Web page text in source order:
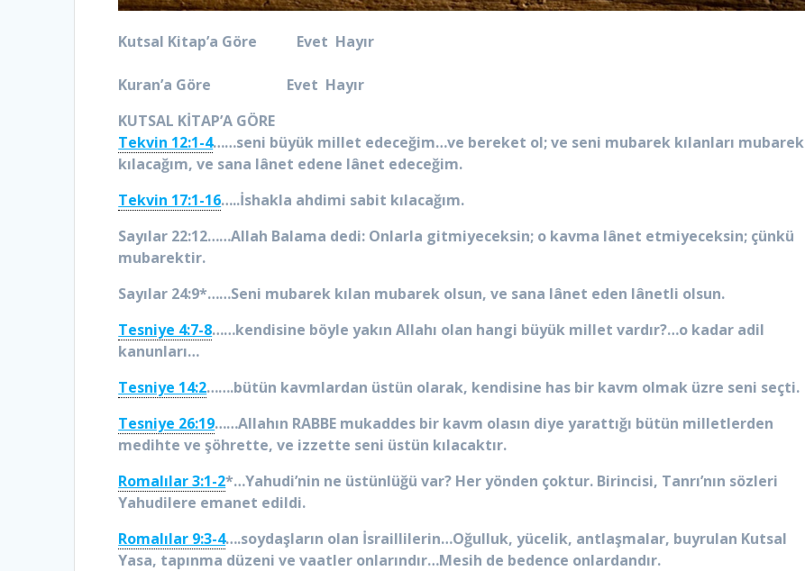
Kutsal Kitap’a Göre Evet Hayır
Kuran’a Göre Evet Hayır
KUTSAL KİTAP’A GÖRE
Tekvin 12:1-4……seni büyük millet edeceğim…ve bereket ol; ve seni mubarek kılanları mubarek
kılacağım, ve sana lânet edene lânet edeceğim.
Tekvin 17:1-16…..İshakla ahdimi sabit kılacağım.
Sayılar 22:12……Allah Balama dedi: Onlarla gitmiyeceksin; o kavma lânet etmiyeceksin; çünkü
mubarektir.
Sayılar 24:9*……Seni mubarek kılan mubarek olsun, ve sana lânet eden lânetli olsun.
Tesniye 4:7-8……kendisine böyle yakın Allahı olan hangi büyük millet vardır?…o kadar adil
kanunları…
Tesniye 14:2…….bütün kavmlardan üstün olarak, kendisine has bir kavm olmak üzre seni seçti.
Tesniye 26:19……Allahın RABBE mukaddes bir kavm olasın diye yarattığı bütün milletlerden
medihte ve şöhrette, ve izzette seni üstün kılacaktır.
Romalılar 3:1-2*…Yahudi’nin ne üstünlüğü var? Her yönden çoktur. Birincisi, Tanrı’nın sözleri
Yahudilere emanet edildi.
Romalılar 9:3-4….soydaşların olan İsraillilerin…Oğulluk, yücelik, antlaşmalar, buyrulan Kutsal
Yasa, tapınma düzeni ve vaatler onlarındır…Mesih de bedence onlardandır.